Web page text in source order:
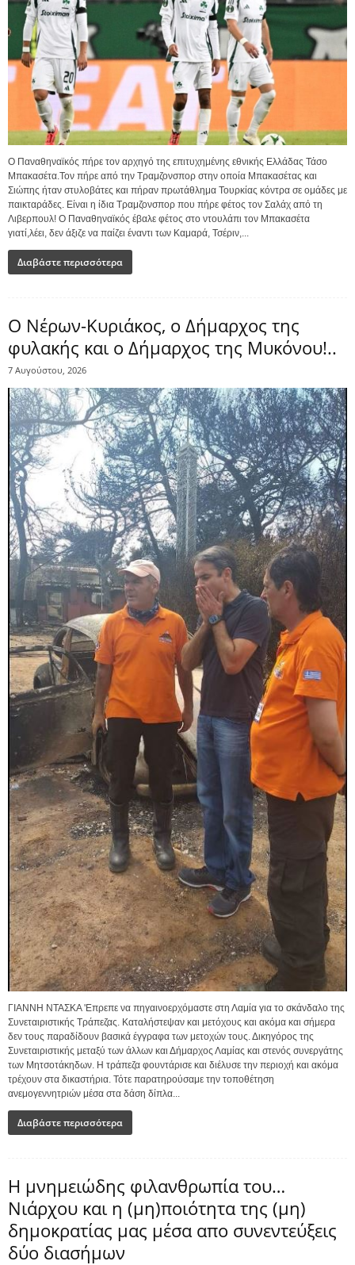
Ο Παναθηναϊκός πήρε τον αρχηγό της επιτυχημένης εθνικής Ελλάδας Τάσο
Μπακασέτα.Τον πήρε από την Τραμζονσπορ στην οποία Μπακασέτας και
Σιώπης ήταν στυλοβάτες και πήραν πρωτάθλημα Τουρκίας κόντρα σε ομάδες με
παικταράδες. Είναι η ίδια Τραμζονσπορ που πήρε φέτος τον Σαλάχ από τη
Λιβερπουλ! Ο Παναθηναϊκός έβαλε φέτος στο ντουλάπι τον Μπακασέτα
γιατί,λέει, δεν άξιζε να παίζει έναντι των Καμαρά, Τσέριν,...
Διαβάστε περισσότερα
Ο Νέρων-Κυριάκος, o Δήμαρχος της
φυλακής και ο Δήμαρχος της Μυκόνου!..
7 Αυγούστου, 2026
ΓΙΑΝΝΗ ΝΤΑΣΚΑ 'Επρεπε να πηγαινοερχόμαστε στη Λαμία για το σκάνδαλο της
Συνεταιριστικής Τράπεζας. Καταλήστεψαν και μετόχους και ακόμα και σήμερα
δεν τους παραδίδουν βασικά έγγραφα των μετοχών τους. Δικηγόρος της
Συνεταιριστικής μεταξύ των άλλων και Δήμαρχος Λαμίας και στενός συνεργάτης
των Μητσοτάκηδων. Η τράπεζα φουντάρισε και διέλυσε την περιοχή και ακόμα
τρέχουν στα δικαστήρια. Τότε παρατηρούσαμε την τοποθέτηση
ανεμογεννητριών μέσα στα δάση δίπλα...
Διαβάστε περισσότερα
Η μνημειώδης φιλανθρωπία του…
Νιάρχου και η (μη)ποιότητα της (μη)
δημοκρατίας μας μέσα απο συνεντεύξεις
δύο διασήμων